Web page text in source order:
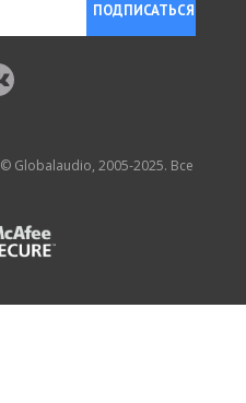
ПОДПИСАТЬСЯ
© Globalaudio, 2005-2025. Все